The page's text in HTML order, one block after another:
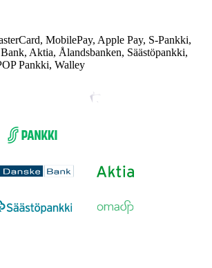
MobilePay, Apple Pay, S-Pankki,
Aktia, Ålandsbanken, Säästöpankki,
Pankki, Walley